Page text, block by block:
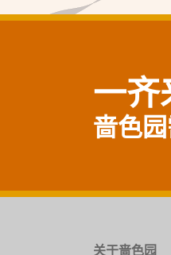
一齐
啬色
关于啬色园